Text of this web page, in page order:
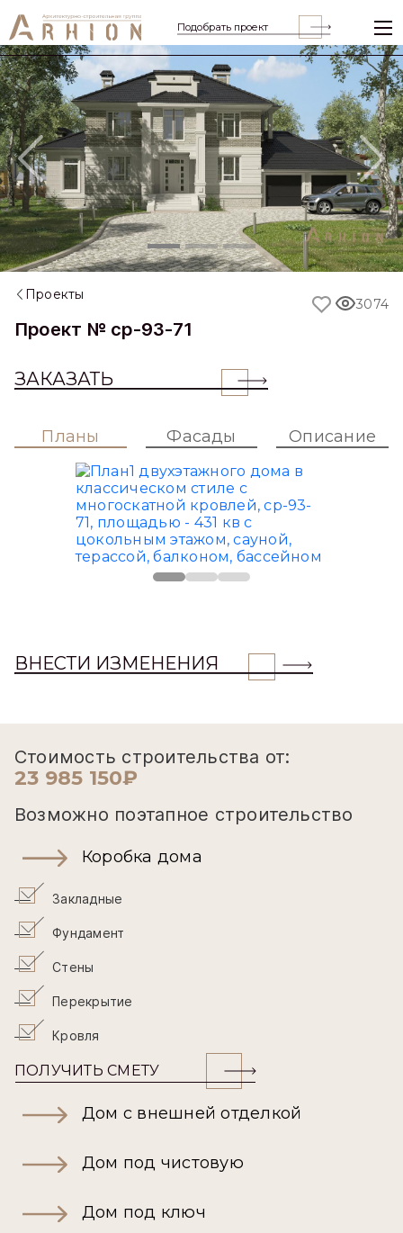
Подобрать проект
Previous
Проекты
Проект № cp-93-71
ЗАКАЗАТЬ
3074
Планы Фасады Описание
ВНЕСТИ ИЗМЕНЕНИЯ
Стоимость строительства от:
23 985 150₽
Возможно поэтапное строительство
Коробка дома
Закладные
Фундамент
Стены
Перекрытие
Кровля
ПОЛУЧИТЬ СМЕТУ
Дом с внешней отделкой
Дом под чистовую
Дом под ключ